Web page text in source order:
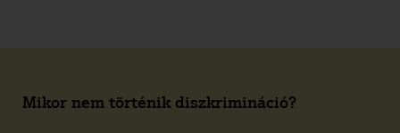
Mikor nem történik diszkrimináció?